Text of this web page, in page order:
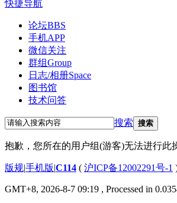
快捷导航
论坛BBS
手机APP
微信关注
群组Group
日志/相册Space
图书馆
技术问答
搜索 搜索
抱歉，您所在的用户组(游客)无法进行此
版规|手机版|C114 ( 沪ICP备12002291号-1
GMT+8, 2026-8-7 09:19 , Processed in